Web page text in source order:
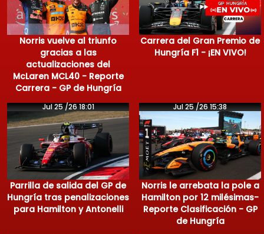
Norris vuelve al triunfo
gracias a las
actualizaciones del
McLaren MCL40 - Reporte
Carrera - GP de Hungría
Carrera del Gran Premio de
Hungría F1 - ¡EN VIVO!
Jul 25 /26 18:01
Parrilla de salida del GP de
Hungría tras penalizaciones
para Hamilton y Antonelli
Jul 25 /26 15:38
Norris le arrebata la pole a
Hamilton por 12 milésimas-
Reporte Clasificación - GP
de Hungría